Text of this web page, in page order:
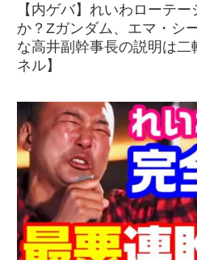
【内ゲバ】れいわローテ
か？Zガンダム、エマ・シ
な高井副幹事長の説明は二
ネル】